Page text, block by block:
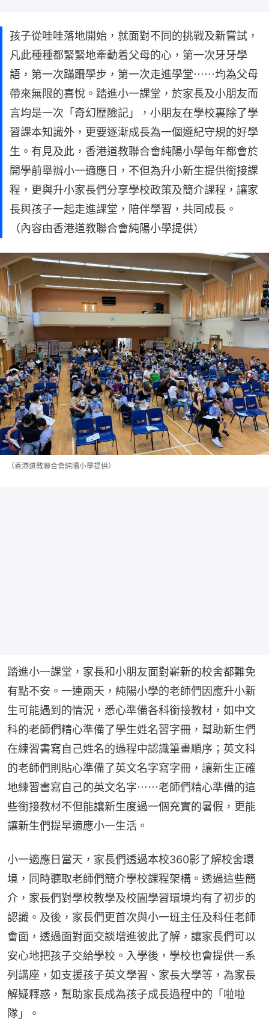
孩子從哇哇落地開始，就面對不同的挑戰及新嘗試，
凡此種種都緊緊地牽動着父母的心，第一次牙牙學
語，第一次蹣跚學步，第一次走進學堂⋯⋯均為父母
帶來無限的喜悅。踏進小一課堂，於家長及小朋友而
言均是一次「奇幻歴險記」，小朋友在學校裏除了學
習課本知識外，更要逐漸成長為一個遵紀守規的好學
生。有見及此，香港道教聯合會純陽小學每年都會於
開學前舉辦小一適應日，不但為升小新生提供銜接課
程，更與升小家長們分享學校政策及簡介課程，讓家
長與孩子一起走進課堂，陪伴學習，共同成長。
（內容由香港道教聯合會純陽小學提供）
（香港道教聯合會純陽小學提供）
踏進小一課堂，家長和小朋友面對嶄新的校舍都難免
有點不安。一連兩天，純陽小學的老師們因應升小新
生可能遇到的情況，悉心準備各科銜接教材，如中文
科的老師們精心準備了學生姓名習字冊，幫助新生們
在練習書寫自己姓名的過程中認識筆畫順序；英文科
的老師們則貼心準備了英文名字寫字冊，讓新生正確
地練習書寫自己的英文名字⋯⋯老師們精心準備的這
些銜接教材不但能讓新生度過一個充實的暑假，更能
讓新生們提早適應小一生活。
小一適應日當天，家長們透過本校360影了解校舍環
境，同時聽取老師們簡介學校課程架構。透過這些簡
介，家長們對學校教學及校園學習環境均有了初步的
認識。及後，家長們更首次與小一班主任及科任老師
會面，透過面對面交談增進彼此了解，讓家長們可以
安心地把孩子交給學校。入學後，學校也會提供一系
列講座，如支援孩子英文學習、家長大學等，為家長
解疑釋惑，幫助家長成為孩子成長過程中的「啦啦
隊」。